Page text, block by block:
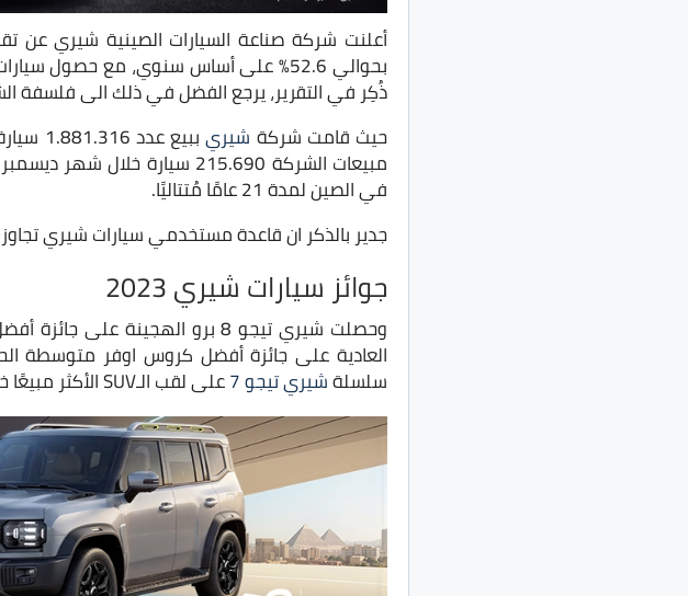
بحوالي 52.6% على أساس سنوي، مع
ذُكِر في التقرير، يرجع الفضل في ذلك الى فلسفة
حيث قامت شركة شيري
في الصين لمدة 21 عامًا مُتتاليًا.
جدير بالذكر ان قاعدة مستخدمي سيارات شيري تجاوزت حاجز الـ13
جوائز سيارات شيري 2023
وحصلت شيري تيجو 8 برو الهجينة على جائزة أفضل سيارة متوسطة الحجم في المكسيك، بينما حصلت
العادية على جائزة أفضل كروس اوفر متوسطة
سلسلةشيري تيجو 7 على لقب الـSUV الأكثر مبيعًا خلال ثلاثة سنوات في قطر.